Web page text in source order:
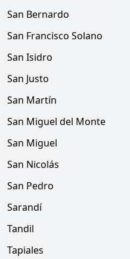
San Bernardo
San Francisco Solano
San Isidro
San Justo
San Martín
San Miguel del Monte
San Miguel
San Nicolás
San Pedro
Sarandí
Tandil
Tapiales